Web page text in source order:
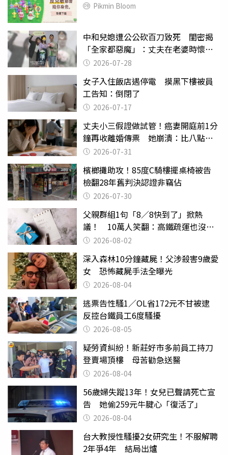
Pikmin Bloom
中和兒媳遭公公砍百刀致死 閨密揭
「全家都惡魔」：丈夫在老婆時懷孕
摔東西
2026-07-28
女子入住飯店遇停電 摸黑下樓被員
工告知：倒閉了
2026-07-17
丈夫小三假證做試管！癌妻開庭前1分
鐘再收離婚傳票 她崩潰：比八點檔
還扯2026-07-31
檳榔攤助攻！85度C騎樓擺桌椅被告
檢翻28年舊判決認證非竊佔
2026-07-30
父親群組1句「8／8快到了」掀熱
議！ 10萬人笑翻：高鐵疏運也沒列
父親節
2026-08-02
深入森林10分鐘藏屍！父涉殺害9歲愛
女 恐怖藏屍手法全曝光
2026-08-04
逃票告性騷1／OL省172元不甘被逮
反控台鐵員工6度騷擾
2026-08-05
疑勞資糾紛！新莊好市多前員工持刀
登賣場頂樓 母苦勸急送醫
2026-08-04
56歲婦失蹤13年！女兒已聲請死亡宣
告 她偷259元牛腱心「復活了」
2026-08-04
台大教授性騷擾2女研究生！不服解聘
2年爭4年 結局出爐